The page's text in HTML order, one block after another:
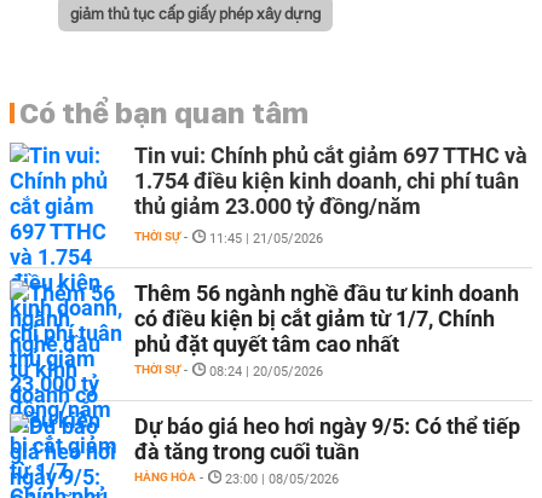
giảm thủ tục cấp giấy phép xây dựng
Có thể bạn quan tâm
Tin vui: Chính phủ cắt giảm 697 TTHC và
1.754 điều kiện kinh doanh, chi phí tuân
thủ giảm 23.000 tỷ đồng/năm
THỜI SỰ - 11:45 | 21/05/2026
Thêm 56 ngành nghề đầu tư kinh doanh
có điều kiện bị cắt giảm từ 1/7, Chính
phủ đặt quyết tâm cao nhất
THỜI SỰ - 08:24 | 20/05/2026
Dự báo giá heo hơi ngày 9/5: Có thể tiếp
đà tăng trong cuối tuần
HÀNG HÓA - 23:00 | 08/05/2026